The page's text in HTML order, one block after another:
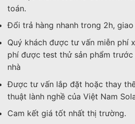
toán.
Đổi trả hàng nhanh trong 2h,
Quý khách được tư vấn miễn phí
phí được test thử sản phẩm
nhà
Được tư vấn lắp đặt hoặc thay
thuật lành nghề của Việt Nam
Cam kết giá tốt nhất thị trường.